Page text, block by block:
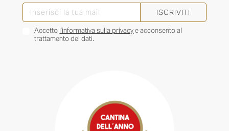
ISCRIVITI
Accetto l’informativa sulla privacye acconsento al
trattamento dei dati.